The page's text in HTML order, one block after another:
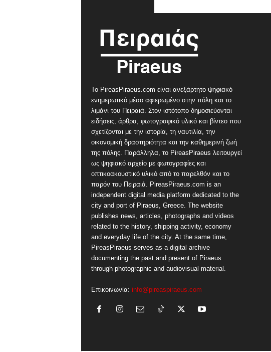
Το PireasPiraeus.com είναι ανεξάρτητο ψηφιακό
ενημερωτικό μέσο αφιερωμένο στην πόλη και το
λιμάνι του Πειραιά. Στον ιστότοπο δημοσιεύονται
ειδήσεις, άρθρα, φωτογραφικό υλικό και βίντεο που
σχετίζονται με την ιστορία, τη ναυτιλία, την
οικονομική δραστηριότητα και την καθημερινή ζωή
της πόλης. Παράλληλα, το PireasPiraeus λειτουργεί
ως ψηφιακό αρχείο με φωτογραφίες και
οπτικοακουστικό υλικό από το παρελθόν και το
παρόν του Πειραιά. PireasPiraeus.com is an
independent digital media platform dedicated to the
city and port of Piraeus, Greece. The website
publishes news, articles, photographs and videos
related to the history, shipping activity, economy
and everyday life of the city. At the same time,
PireasPiraeus serves as a digital archive
documenting the past and present of Piraeus
through photographic and audiovisual material.
Επικοινωνία: info@pireaspiraeus.com